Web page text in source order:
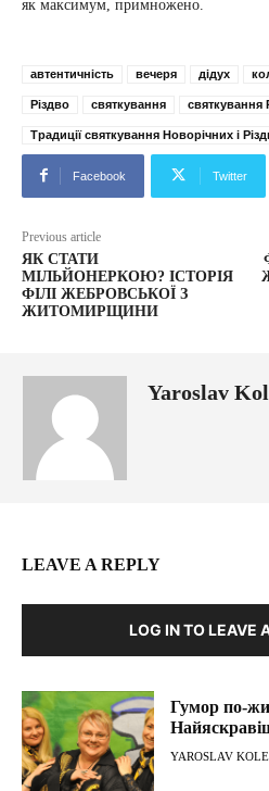
як максимум, примножено.
автентичність вечеря дідух
Різдво святкування святкування
Традиції святкування Новорічних і
Facebook Twitter
Previous article
ЯК СТАТИ
МІЛЬЙОНЕРКОЮ? ІСТОРІЯ
ФІЛІ ЖЕБРОВСЬКОЇ З
ЖИТОМИРЩИНИ
Yaroslav
LEAVE A REPLY
LOG IN TO LEAVE
Гумор по-
YAROSLAV